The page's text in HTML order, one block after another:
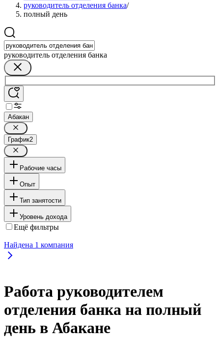
руководитель отделения банка/
полный день
руководитель отделения банка
Абакан
График2
Рабочие часы
Опыт
Тип занятости
Уровень дохода
Ещё фильтры
Найдена 1 компания
Работа руководителем
отделения банка на полный
день в Абакане